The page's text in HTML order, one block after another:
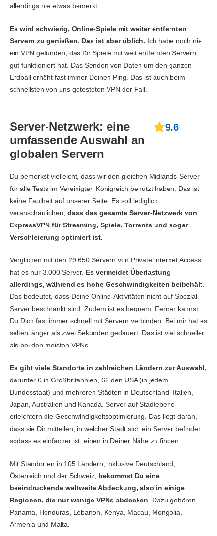
allerdings nie etwas bemerkt.
Es wird schwierig, Online-Spiele mit weiter entfernten
Servern zu genießen. Das ist aber üblich. Ich habe noch nie
ein VPN gefunden, das für Spiele mit weit entfernten Servern
gut funktioniert hat. Das Senden von Daten um den ganzen
Erdball erhöht fast immer Deinen Ping. Das ist auch beim
schnellsten von uns getesteten VPN der Fall.
Server-Netzwerk: eine
umfassende Auswahl an
globalen Servern
9.6
Du bemerkst vielleicht, dass wir den gleichen Midlands-Server
für alle Tests im Vereinigten Königreich benutzt haben. Das ist
keine Faulheit auf unserer Seite. Es soll lediglich
veranschaulichen, dass das gesamte Server-Netzwerk von
ExpressVPN für Streaming, Spiele, Torrents und sogar
Verschleierung optimiert ist.
Verglichen mit den 29.650 Servern von Private Internet Access
hat es nur 3.000 Server. Es vermeidet Überlastung
allerdings, während es hohe Geschwindigkeiten beibehält.
Das bedeutet, dass Deine Online-Aktivitäten nicht auf Spezial-
Server beschränkt sind. Zudem ist es bequem. Ferner kannst
Du Dich fast immer schnell mit Servern verbinden. Bei mir hat es
selten länger als zwei Sekunden gedauert. Das ist viel schneller
als bei den meisten VPNs.
Es gibt viele Standorte in zahlreichen Ländern zur Auswahl,
darunter 6 in Großbritannien, 62 den USA (in jedem
Bundesstaat) und mehreren Städten in Deutschland, Italien,
Japan, Australien und Kanada. Server auf Stadtebene
erleichtern die Geschwindigkeitsoptimierung. Das liegt daran,
dass sie Dir mitteilen, in welcher Stadt sich ein Server befindet,
sodass es einfacher ist, einen in Deiner Nähe zu finden.
Mit Standorten in 105 Ländern, inklusive Deutschland,
Österreich und der Schweiz, bekommst Du eine
beeindruckende weltweite Abdeckung, also in einige
Regionen, die nur wenige VPNs abdecken. Dazu gehören
Panama, Honduras, Lebanon, Kenya, Macau, Mongolia,
Armenia und Malta.